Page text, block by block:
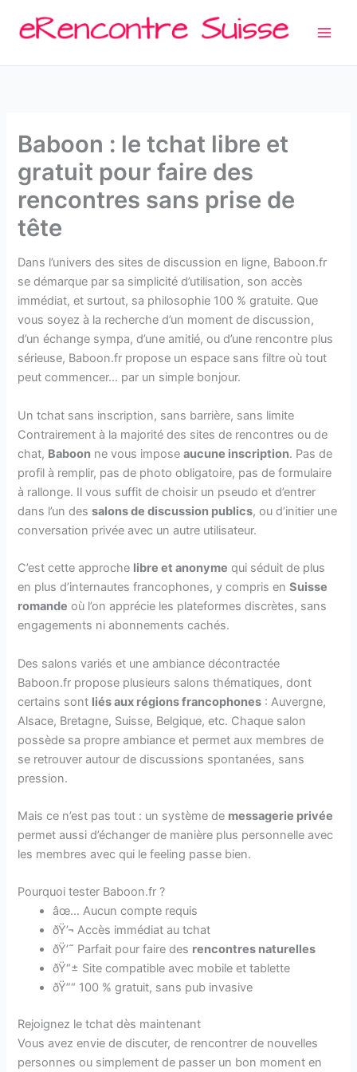
Baboon : le tchat libre et
gratuit pour faire des
rencontres sans prise de
tête
Dans l’univers des sites de discussion en ligne, Baboon.fr
se démarque par sa simplicité d’utilisation, son accès
immédiat, et surtout, sa philosophie 100 % gratuite. Que
vous soyez à la recherche d’un moment de discussion,
d’un échange sympa, d’une amitié, ou d’une rencontre plus
sérieuse, Baboon.fr propose un espace sans filtre où tout
peut commencer… par un simple bonjour.
Un tchat sans inscription, sans barrière, sans limite
Contrairement à la majorité des sites de rencontres ou de
chat, Baboon ne vous imposeaucune inscription. Pas de
profil à remplir, pas de photo obligatoire, pas de formulaire
à rallonge. Il vous suffit de choisir un pseudo et d’entrer
dans l’un dessalons de discussion publics, ou d’initier une
conversation privée avec un autre utilisateur.
C’est cette approche libre et anonyme qui séduit de plus
en plus d’internautes francophones, y compris enSuisse
romande où l’on apprécie les plateformes discrètes, sans
engagements ni abonnements cachés.
Des salons variés et une ambiance décontractée
Baboon.fr propose plusieurs salons thématiques, dont
certains sont liés aux régions francophones : Auvergne,
Alsace, Bretagne, Suisse, Belgique, etc. Chaque salon
possède sa propre ambiance et permet aux membres de
se retrouver autour de discussions spontanées, sans
pression.
Mais ce n’est pas tout : un système de messagerie privée
permet aussi d’échanger de manière plus personnelle avec
les membres avec qui le feeling passe bien.
Pourquoi tester Baboon.fr ?
âœ… Aucun compte requis
ðŸ’¬ Accès immédiat au tchat
ðŸ’˜ Parfait pour faire des rencontres naturelles
ðŸ“± Site compatible avec mobile et tablette
ðŸ”“ 100 % gratuit, sans pub invasive
Rejoignez le tchat dès maintenant
Vous avez envie de discuter, de rencontrer de nouvelles
personnes ou simplement de passer un bon moment en